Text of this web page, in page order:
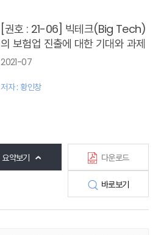
[권호 : 21-06] 빅테크(Big Tech)
의 보험업 진출에 대한 기대와 과제
2021-07
저자 : 황인창
요약보기 다운로드
바로보기